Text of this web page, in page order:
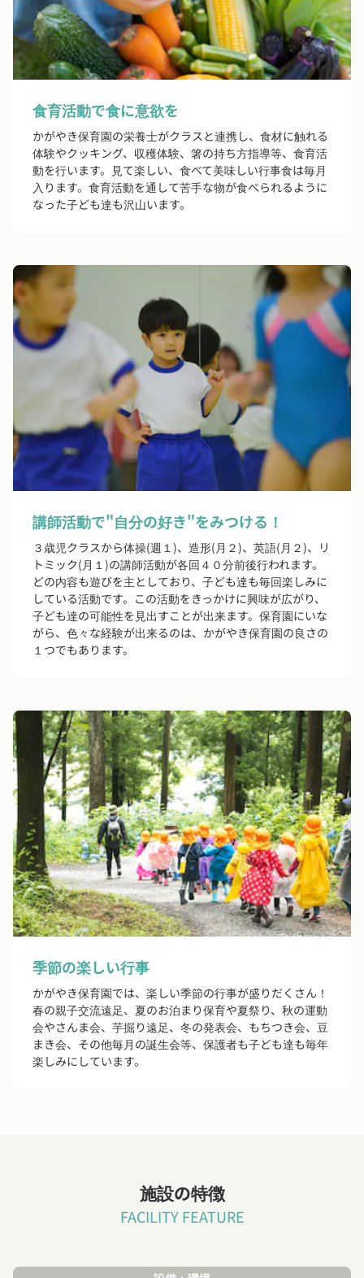
食育活動で食に意欲を
かがやき保育園の栄養士がクラスと連携し、食材に触れる
体験やクッキング、収穫体験、箸の持ち方指導等、食育活
動を行います。見て楽しい、食べて美味しい行事食は毎月
入ります。食育活動を通して苦手な物が食べられるように
なった子ども達も沢山います。
講師活動で"自分の好き"をみつける！
３歳児クラスから体操(週１)、造形(月２)、英語(月２)、リ
トミック(月１)の講師活動が各回４０分前後行われます。
どの内容も遊びを主としており、子ども達も毎回楽しみに
している活動です。この活動をきっかけに興味が広がり、
子ども達の可能性を見出すことが出来ます。保育園にいな
がら、色々な経験が出来るのは、かがやき保育園の良さの
１つでもあります。
季節の楽しい行事
かがやき保育園では、楽しい季節の行事が盛りだくさん！
春の親子交流遠足、夏のお泊まり保育や夏祭り、秋の運動
会やさんま会、芋掘り遠足、冬の発表会、もちつき会、豆
まき会、その他毎月の誕生会等、保護者も子ども達も毎年
楽しみにしています。
施設の特徴
FACILITY FEATURE